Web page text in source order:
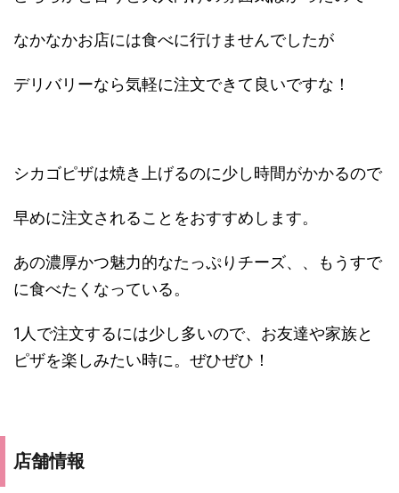
なかなかお店には食べに行けませんでしたが
デリバリーなら気軽に注文できて良いですな！
シカゴピザは焼き上げるのに少し時間がかかるので
早めに注文されることをおすすめします。
あの濃厚かつ魅力的なたっぷりチーズ、、もうすで
に食べたくなっている。
1人で注文するには少し多いので、お友達や家族と
ピザを楽しみたい時に。ぜひぜひ！
店舗情報